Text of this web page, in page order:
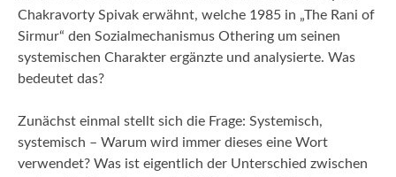
Chakravorty Spivak erwähnt, welche 1985 in „The Rani of
Sirmur“ den Sozialmechanismus Othering um seinen
systemischen Charakter ergänzte und analysierte. Was
bedeutet das?
Zunächst einmal stellt sich die Frage: Systemisch,
systemisch – Warum wird immer dieses eine Wort
verwendet? Was ist eigentlich der Unterschied zwischen